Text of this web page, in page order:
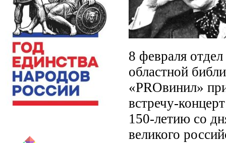
8 февраля
областной
«PROвинил»
встречу-
150-летию со
великого